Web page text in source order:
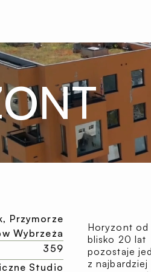
Przymorze
Wybrzeża
359
Studio
Horyzont od
blisko 20 lat
pozostaje
z najbardziej